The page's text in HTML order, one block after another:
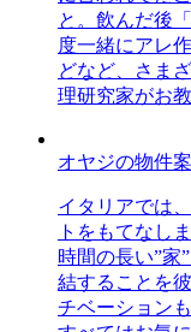
と。飲んだ後
度一緒にアレ
どなど、さま
理研究家がお
オヤジの物件
イタリアでは
トをもてなし
時間の長い”家
結することを
チベーション